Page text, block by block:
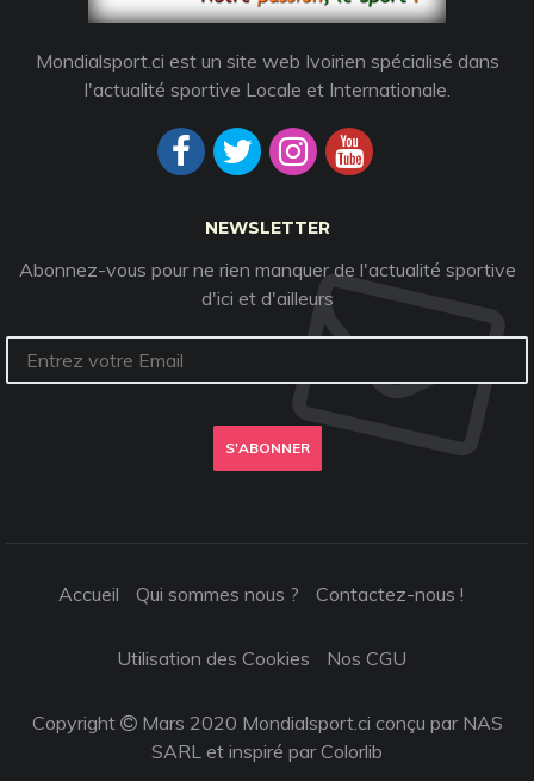
Mondialsport.ci est un site web Ivoirien spécialisé dans
l'actualité sportive Locale et Internationale.
NEWSLETTER
Abonnez-vous pour ne rien manquer de l'actualité sportive
d'ici et d'ailleurs
S'ABONNER
Accueil Qui sommes nous ? Contactez-nous !
Utilisation des Cookies Nos CGU
Copyright
Mars 2020 Mondialsport.ci conçu par NAS
SARL et inspiré parColorlib